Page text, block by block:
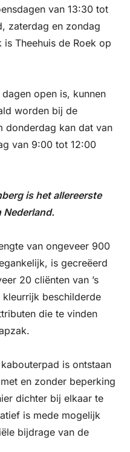
van 13:30 tot
zaterdag en zondag
is Theehuis de Roek op
open is, kunnen
worden bij de
donderdag kan dat van
van 9:00 tot 12:00
is het allereerste
van ongeveer 900
is gecreëerd
20 cliënten van ’s
beschilderde
die te vinden
is ontstaan
en zonder beperking
dichter bij elkaar te
is mede mogelijk
bijdrage van de